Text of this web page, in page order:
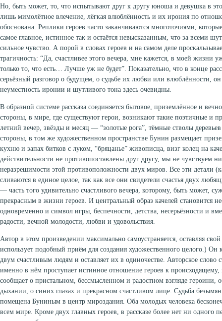
Но, быть может, то, что испытывают друг к другу юноша и девушка в
лишь мимолётное влечение, лёгкая влюблённость и их ирония по
обоснована. Реплики героев часто заканчиваются многоточиями, которые
самое главное, истинное так и остаётся невысказанным, что за всеми
сильное чувство. А порой в словах героев и на самом деле
трагичность: “Да, счастливее этого вечера, мне кажется, в моей жизни
только то, что есть… Лучше уж не будет”. Показательно, что в конце
серьёзный разговор о будущем, о судьбе их любви или влюблённости,
неуместность иронии и шутливого тона здесь очевидны.
В образной системе рассказа соединяется бытовое, приземлённое и
стороны, в мире, где существуют герои, возникают такие поэтичные и
летний вечер, звёзды и месяц — “золотые рога”, тёмные стволы
стороны, в том же художественном пространстве Бунин размещает
кухню и запах битков с луком, “бряцанье” живописца, визг колец на
действительности не противопоставлены друг другу, мы не чувствуем
неразрешимости этой противоположности двух миров. Все эти детали
сливаются в единое целое, так как все они свидетели счастья двух
— часть того удивительно счастливого вечера, которому, быть может,
прекрасным в жизни героев. И центральный образ качелей становится
одновременно и символ игры, беспечности, детства, несерьёзности и
радости, вечной молодости, любви и удовольствия.
Автор в этом произведении максимально самоустраняется, оставляя
использует подобный приём для создания художественного целого.) Он
двум счастливым людям и оставляет их в одиночестве. Авторское слово
именно в нём проступает истинное отношение героев к происходящему,
сообщает о пристальном, бессмысленном и радостном взгляде героини,
дыхании, о синих глазах и прекрасном счастливом лице. Судьба
помещена Буниным в центр мироздания. Оба молодых человека
всем мире. Кроме двух главных героев, в рассказе более нет ни одного